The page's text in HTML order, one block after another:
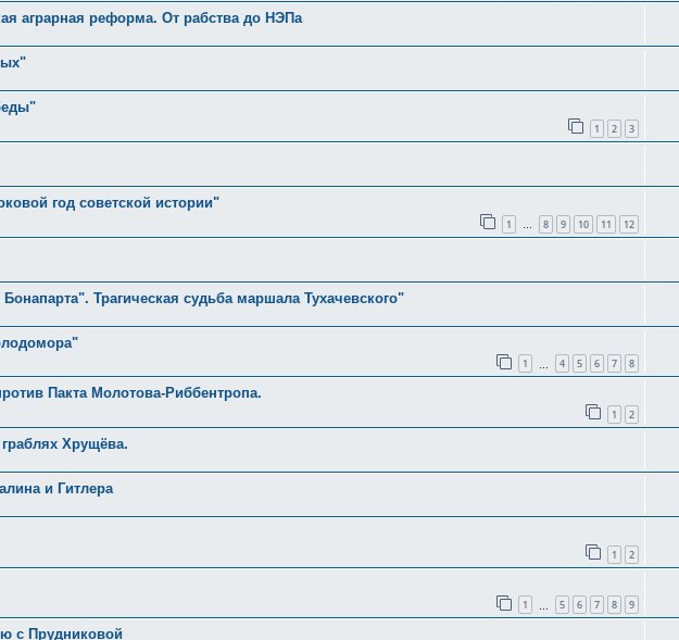
аграрная реформа. От рабства до НЭПа
1 2 3
год советской истории"
1 … 8 9 10 11 12
Трагическая судьба маршала Тухачевского"
1 4 5 6 7 8
Пакта Молотова-Риббентропа.
1 2
Хрущёва.
и Гитлера
1 2
1 5 6 7 8 9
с Прудниковой